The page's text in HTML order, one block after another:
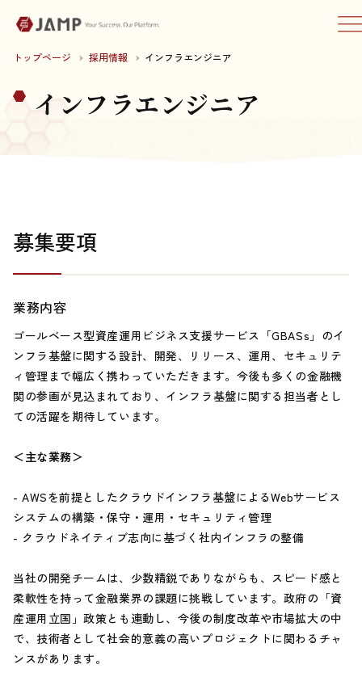
トップページ 採用情報 インフラエンジニア
インフラエンジニア
募集要項
業務内容
ゴールベース型資産運用ビジネス支援サービス「GBASs」のイ
ンフラ基盤に関する設計、開発、リリース、運用、セキュリテ
ィ管理まで幅広く携わっていただきます。今後も多くの金融機
関の参画が見込まれており、インフラ基盤に関する担当者とし
ての活躍を期待しています。
＜主な業務＞
- AWSを前提としたクラウドインフラ基盤によるWebサービス
システムの構築・保守・運用・セキュリティ管理
- クラウドネイティブ志向に基づく社内インフラの整備
当社の開発チームは、少数精鋭でありながらも、スピード感と
柔軟性を持って金融業界の課題に挑戦しています。政府の「資
産運用立国」政策とも連動し、今後の制度改革や市場拡大の中
で、技術者として社会的意義の高いプロジェクトに関わるチャ
ンスがあります。